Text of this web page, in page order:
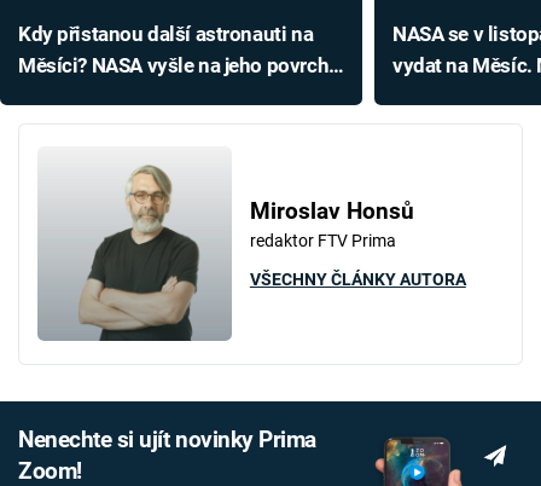
Kdy přistanou další astronauti na
Měsíci? NASA vyšle na jeho povrch
NASA se v
vydat na Měsíc.
Miroslav Honsů
redaktor FTV Prima
VŠECHNY ČLÁNKY AUTORA
Nenechte si ujít novinky Prima
Zoom!